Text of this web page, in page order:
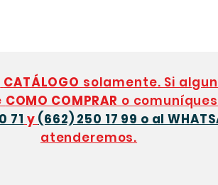
CATÁLOGO solamente. Si
COMO COMPRAR o
71 y (662) 250 17 99 o al
atenderemos.